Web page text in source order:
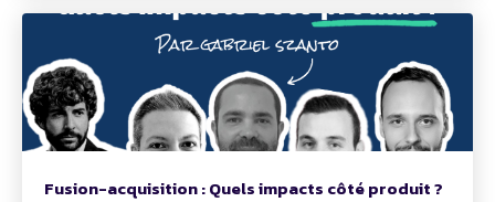
Fusion-acquisition : Quels impacts côté produit ?